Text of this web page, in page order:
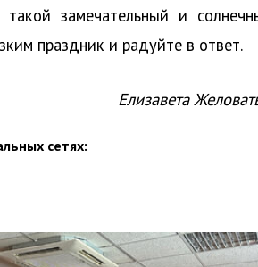
замечательный и
праздник и радуйте в ответ.
Елизавета
сетях: